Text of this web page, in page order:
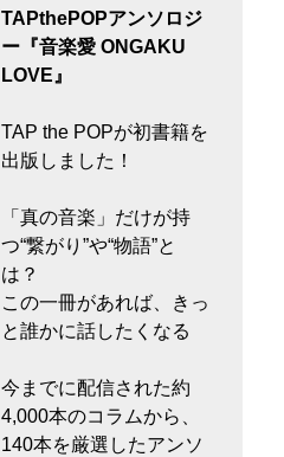
TAPthePOPアンソロジ
ー『音楽愛 ONGAKU
LOVE』
TAP the POPが初書籍を
出版しました！
「真の音楽」だけが持
つ“繋がり”や“物語”と
は？
この一冊があれば、きっ
と誰かに話したくなる
今までに配信された約
4,000本のコラムから、
140本を厳選したアンソ